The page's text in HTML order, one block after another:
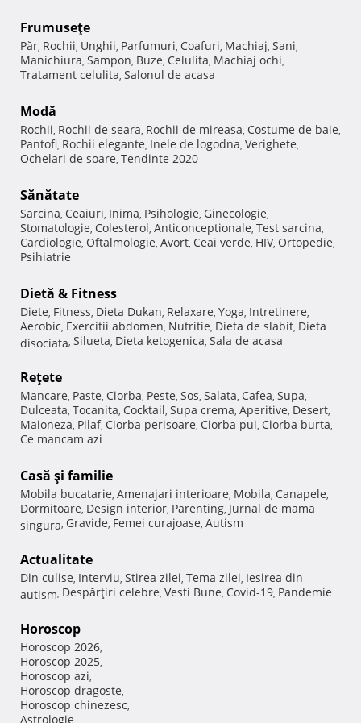
Frumuseţe
Păr, Rochii, Unghii, Parfumuri, Coafuri, Machiaj, Sani,
Manichiura, Sampon, Buze, Celulita, Machiaj ochi,
Tratament celulita, Salonul de acasa
Modă
Rochii, Rochii de seara, Rochii de mireasa, Costume de baie,
Pantofi, Rochii elegante, Inele de logodna, Verighete,
Ochelari de soare, Tendinte 2020
Sănătate
Sarcina, Ceaiuri, Inima, Psihologie, Ginecologie,
Stomatologie, Colesterol, Anticonceptionale, Test sarcina,
Cardiologie, Oftalmologie, Avort, Ceai verde, HIV, Ortopedie,
Psihiatrie
Dietă & Fitness
Diete, Fitness, Dieta Dukan, Relaxare, Yoga, Intretinere,
Aerobic, Exercitii abdomen, Nutritie, Dieta de slabit, Dieta
disociata, Silueta, Dieta ketogenica, Sala de acasa
Reţete
Mancare, Paste, Ciorba, Peste, Sos, Salata, Cafea, Supa,
Dulceata, Tocanita, Cocktail, Supa crema, Aperitive, Desert,
Maioneza, Pilaf, Ciorba perisoare, Ciorba pui, Ciorba burta,
Ce mancam azi
Casă şi familie
Mobila bucatarie, Amenajari interioare, Mobila, Canapele,
Dormitoare, Design interior, Parenting, Jurnal de mama
singura, Gravide, Femei curajoase, Autism
Actualitate
Din culise, Interviu, Stirea zilei, Tema zilei, Iesirea din
autism, Despărţiri celebre, Vesti Bune, Covid-19, Pandemie
Horoscop
Horoscop 2026,
Horoscop 2025,
Horoscop azi,
Horoscop dragoste,
Horoscop chinezesc,
Astrologie